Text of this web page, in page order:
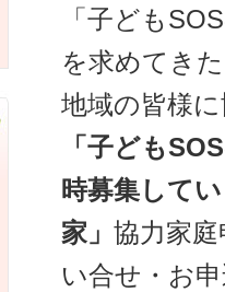
「子ども
を求めてき
地域の皆様
「子ども
時募集して
家」 協力家
い合せ・お